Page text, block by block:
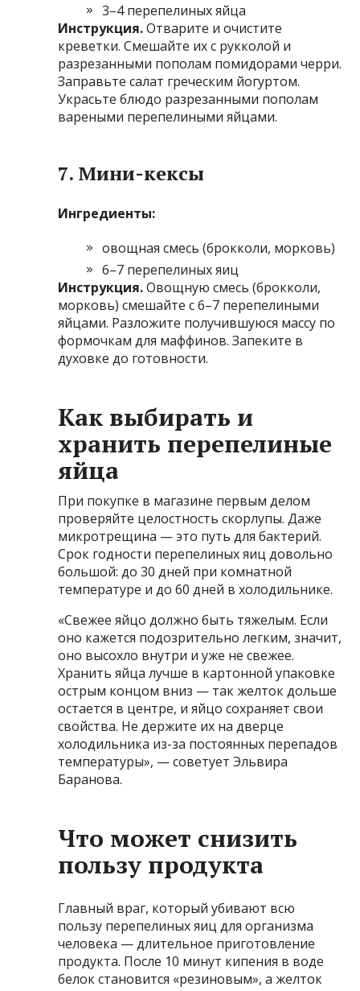
3–4 перепелиных яйца
Инструкция.Отварите и очистите
креветки. Смешайте их с рукколой и
разрезанными пополам помидорами черри.
Заправьте салат греческим йогуртом.
Украсьте блюдо разрезанными пополам
вареными перепелиными яйцами.
7. Мини-кексы
Ингредиенты:
овощная смесь (брокколи, морковь)
6–7 перепелиных яиц
Инструкция.Овощную смесь (брокколи,
морковь) смешайте с 6–7 перепелиными
яйцами. Разложите получившуюся массу по
формочкам для маффинов. Запеките в
духовке до готовности.
Как выбирать и
хранить перепелиные
яйца
При покупке в магазине первым делом
проверяйте целостность скорлупы. Даже
микротрещина — это путь для бактерий.
Срок годности перепелиных яиц довольно
большой: до 30 дней при комнатной
температуре и до 60 дней в холодильнике.
«Свежее яйцо должно быть тяжелым. Если
оно кажется подозрительно легким, значит,
оно высохло внутри и уже не свежее.
Хранить яйца лучше в картонной упаковке
острым концом вниз — так желток дольше
остается в центре, и яйцо сохраняет свои
свойства. Не держите их на дверце
холодильника из-за постоянных перепадов
температуры», — советует Эльвира
Баранова.
Что может снизить
пользу продукта
Главный враг, который убивают всю
пользу перепелиных яиц для организма
человека — длительное приготовление
продукта. После 10 минут кипения в воде
белок становится «резиновым», а желток